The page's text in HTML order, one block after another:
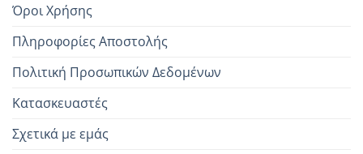
Όροι Χρήσης
Πληροφορίες Αποστολής
Πολιτική Προσωπικών Δεδομένων
Κατασκευαστές
Σχετικά με εμάς